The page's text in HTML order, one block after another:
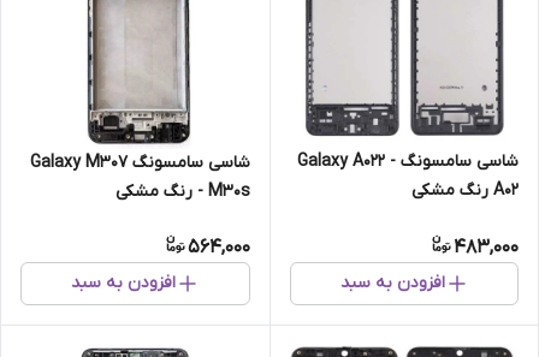
شاسی سامسونگ Galaxy A022 -
A02 رنگ مشکی
483,000
افزودن به سبد
شاسی سامسونگ Galaxy M307
- M30s رنگ مشکی
564,000
افزودن به سبد